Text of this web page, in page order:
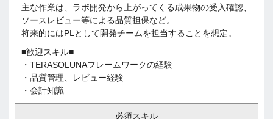
主な作業は、ラボ開発から上がってくる成果物の受入確認、
ソースレビュー等による品質担保など。
将来的にはPLとして開発チームを担当することを想定。
■歓迎スキル■
・TERASOLUNAフレームワークの経験
・品質管理、レビュー経験
・会計知識
必須スキル